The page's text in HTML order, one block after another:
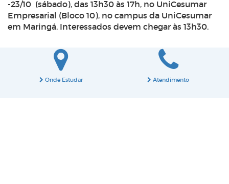
-23/10 (sábado), das 13h30 às 17h, no UniCesumar
Empresarial (Bloco 10), no campus da UniCesumar
em Maringá. Interessados devem chegar às 13h30.
Onde Estudar Atendimento